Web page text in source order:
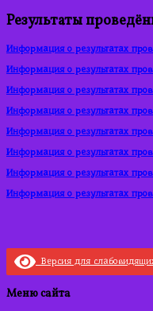
Результаты
Информация о результатах
Информация о результатах
Информация о результатах
Информация о результатах
Информация о результатах
Информация о результатах
Информация о результатах
Информация о результатах
Версия для
Меню сайта